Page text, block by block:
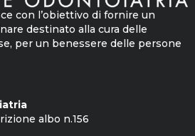
con l’obiettivo di fornire un
destinato alla cura delle
per un benessere delle persone
albo n.156